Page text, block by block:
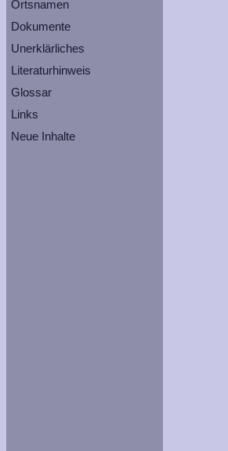
Ortsnamen
Dokumente
Unerklärliches
Literaturhinweis
Glossar
Links
Neue Inhalte